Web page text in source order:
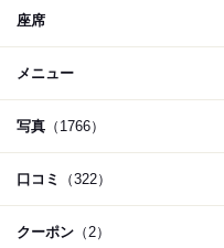
座席
メニュー
写真 （1766）
口コミ （322）
クーポン （2）